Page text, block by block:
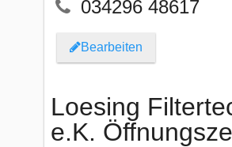
034296 48617
Bearbeiten
Loesing
e.K.